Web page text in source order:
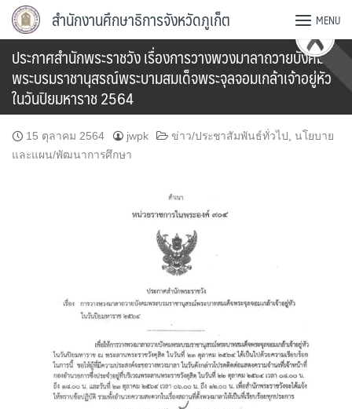
Skip
สำนักงานศึกษาธิการจังหวัดภูเก็ต MENU
ประกาศสำนักพระราชวัง เรื่องการวางพวงมาลาถวายบังคม
พระบรมราชานุสรณ์พระบามสมเด็จพระจุลจอมเกล้าเจ้าอยู่หัว
ในวันปิยมหาราช 2564
15 ตุลาคม 2564 jwpk ข่าว/ประชาสัมพันธ์ทั่วไป
นโยบาย
และแผน/พัฒนาการศึกษา